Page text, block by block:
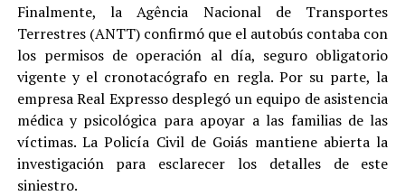
Finalmente, la Agência Nacional de Transportes
Terrestres (ANTT) confirmó que el autobús contaba con
los permisos de operación al día, seguro obligatorio
vigente y el cronotacógrafo en regla. Por su parte, la
empresa Real Expresso desplegó un equipo de asistencia
médica y psicológica para apoyar a las familias de las
víctimas. La Policía Civil de Goiás mantiene abierta la
investigación para esclarecer los detalles de este
siniestro.